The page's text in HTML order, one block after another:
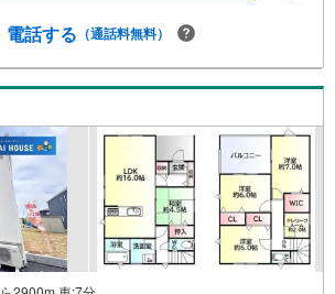
）
電話する （通話料無料）